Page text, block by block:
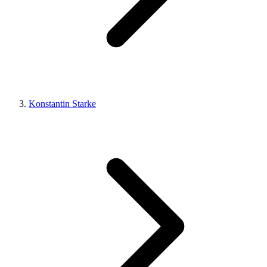
Konstantin Starke